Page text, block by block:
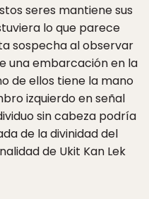
seres mantiene sus
lo que parece
sospecha al observar
una embarcación en la
de ellos tiene la mano
izquierdo en señal
sin cabeza podría
de la divinidad del
de Ukit Kan Lek